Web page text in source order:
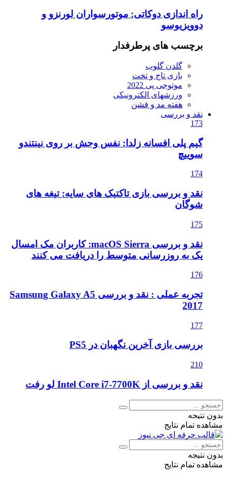
راه اندازی دوکاتی: موتورسواران لورنزو و
دوویزیوسو
برچسب های پرطرفدار
گلدن گلوب
بازی تاج و تخت
موتوجی پی 2022
ورزشهای الکترونیکی
هفته مد و فشن
نقد و بررسی
173
گیم پلی افسانه زلدا: نفس وحش بر روی نینتندو
سوییچ
174
نقد و بررسی بازی تاکتیک های سایه: تیغه های
شوگان
175
نقد و بررسی macOS Sierra: کاربران مک امسال
یک به روزرسانی متوسط را دریافت می کنند
176
تجربه عملی : نقد و بررسی Samsung Galaxy A5
2017
177
بررسی بازی آخرین نگهبان در PS5
210
نقد و بررسی از Intel Core i7-7700K لو رفت
نتیجه
تمام نتایج
نتیجه
تمام نتایج